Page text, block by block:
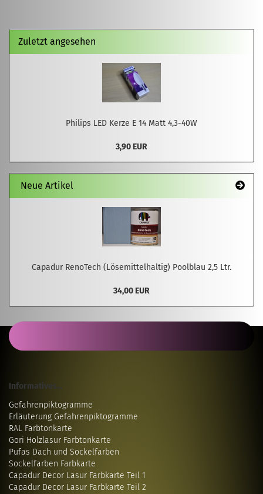
Zuletzt angesehen
Philips LED Kerze E 14 Matt 4,3-40W
3,90 EUR
Neue Artikel
Capadur RenoTech (Lösemittelhaltig) Poolblau 2,5 Ltr.
34,00 EUR
Informatives...
Gefahrenpiktogramme
Erläuterung Gefahrenpiktogramme
RAL Farbtonkarte
Gori Holzlasur Farbtonkarte
Pufas Dach und Sockelfarben
Sockelfarben Farbkarte
Capadur Decor Lasur Farbkarte Teil 1
Capadur Decor Lasur Farbkarte Teil 2